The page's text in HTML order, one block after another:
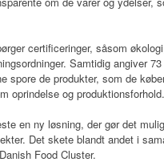
certificeringer, såsom
Samtidig angiver
spore de produkter, som de
oprindelse og produktionsforhold.
en ny løsning, der gør det
Det skete blandt andet i
Food Cluster.